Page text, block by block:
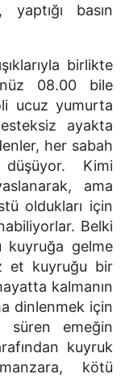
basın
birlikte
08.00 bile
ucuz yumurta
ayakta
her sabah
Kimi
ama
oldukları için
Belki
gelme
et kuyruğu bir
kalmanın
dinlenmek için
süren emeğin
kuyruk
kötü